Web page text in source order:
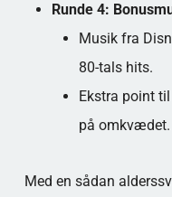
Runde 4:
Musik fra
80-tals hits.
Ekstra point
på omkvædet.
Med en sådan